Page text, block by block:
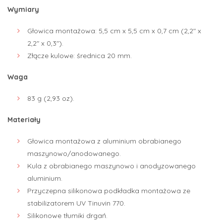
Wymiary
Głowica montażowa: 5,5 cm x 5,5 cm x 0,7 cm (2,2″ x
2,2″ x 0,3″).
Złącze kulowe: średnica 20 mm.
Waga
83 g (2,93 oz).
Materiały
Głowica montażowa z aluminium obrabianego
maszynowo/anodowanego.
Kula z obrabianego maszynowo i anodyzowanego
aluminium.
Przyczepna silikonowa podkładka montażowa ze
stabilizatorem UV Tinuvin 770.
Silikonowe tłumiki drgań.